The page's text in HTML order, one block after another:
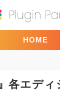
HOME
各エデ